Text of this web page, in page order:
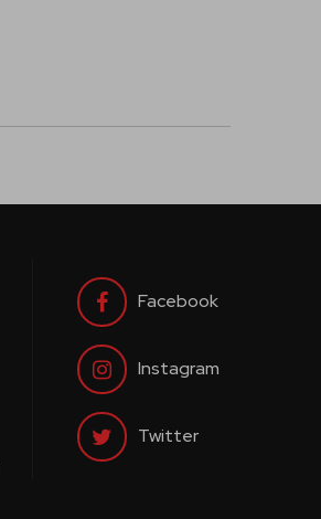
Facebook
Instagram
Twitter